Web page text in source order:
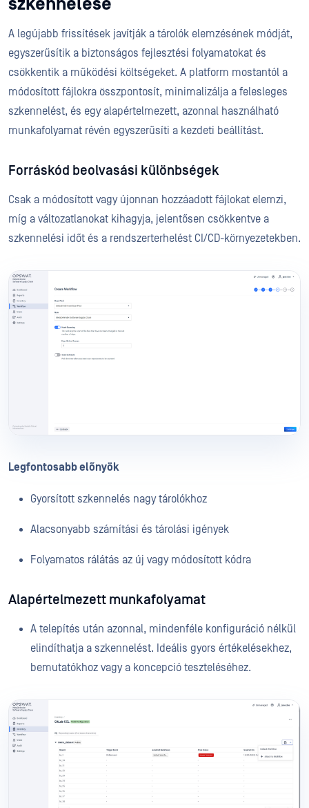
A legújabb frissítések javítják a tárolók elemzésének módját,
egyszerűsítik a biztonságos fejlesztési folyamatokat és
csökkentik a működési költségeket. A platform mostantól a
módosított fájlokra összpontosít, minimalizálja a felesleges
szkennelést, és egy alapértelmezett, azonnal használható
munkafolyamat révén egyszerűsíti a kezdeti beállítást.
Forráskód beolvasási különbségek
Csak a módosított vagy újonnan hozzáadott fájlokat elemzi,
míg a változatlanokat kihagyja, jelentősen csökkentve a
szkennelési időt és a rendszerterhelést CI/CD-környezetekben.
Legfontosabb előnyök
Gyorsított szkennelés nagy tárolókhoz
Alacsonyabb számítási és tárolási igények
Folyamatos rálátás az új vagy módosított kódra
Alapértelmezett munkafolyamat
A telepítés után azonnal, mindenféle konfiguráció nélkül
elindíthatja a szkennelést. Ideális gyors értékelésekhez,
bemutatókhoz vagy a koncepció teszteléséhez.